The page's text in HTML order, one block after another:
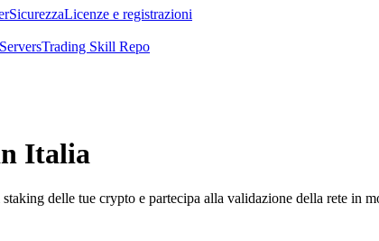
SicurezzaLicenze e registrazioni
Trading Skill Repo
Italia
delle tue crypto e partecipa alla validazione della rete in